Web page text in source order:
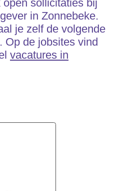
sollicitaties bij
in Zonnebeke.
je zelf de volgende
Op de jobsites vind
vacatures in